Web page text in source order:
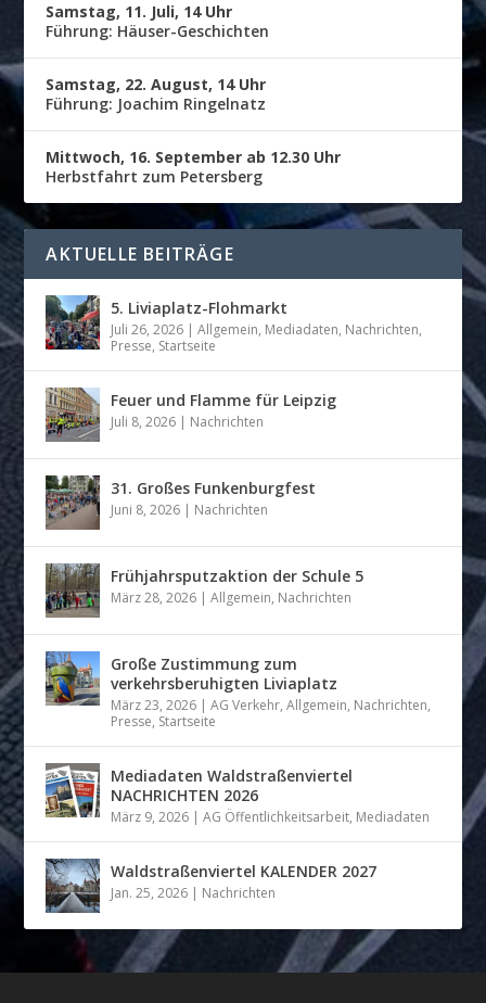
Samstag, 11. Juli, 14 Uhr
Führung: Häuser-Geschichten
Samstag, 22. August, 14 Uhr
Führung: Joachim Ringelnatz
Mittwoch, 16. September ab 12.30 Uhr
Herbstfahrt zum Petersberg
AKTUELLE BEITRÄGE
5. Liviaplatz-Flohmarkt
Juli 26, 2026 |Allgemein, Mediadaten, Nachrichten,
Presse, Startseite
Feuer und Flamme für Leipzig
Juli 8, 2026 | Nachrichten
31. Großes Funkenburgfest
Juni 8, 2026 | Nachrichten
Frühjahrsputzaktion der Schule 5
März 28, 2026 |Allgemein, Nachrichten
Große Zustimmung zum
verkehrsberuhigten Liviaplatz
März 23, 2026 |AG Verkehr,Allgemein, Nachrichten,
Presse, Startseite
Mediadaten Waldstraßenviertel
NACHRICHTEN 2026
März 9, 2026 |AG Öffentlichkeitsarbeit, Mediadaten
Waldstraßenviertel KALENDER 2027
Jan. 25, 2026 | Nachrichten